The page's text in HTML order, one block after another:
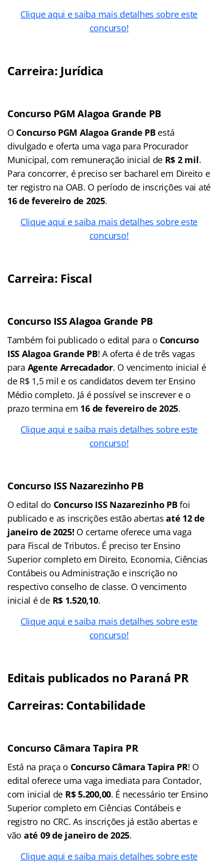
Clique aqui e saiba mais detalhes sobre este
concurso!
Carreira: Jurídica
Concurso PGM Alagoa Grande PB
O Concurso PGM Alagoa Grande PBestá
divulgado e oferta uma vaga para Procurador
Municipal, com remuneração inicial de R$ 2 mil.
Para concorrer, é preciso ser bacharel em Direito e
ter registro na OAB. O período de inscrições vai até
16 de fevereiro de 2025.
Clique aqui e saiba mais detalhes sobre este
concurso!
Carreira: Fiscal
Concurso ISS Alagoa Grande PB
Também foi publicado o edital para o Concurso
ISS Alagoa Grande PB! A oferta é de três vagas
para Agente Arrecadador. O vencimento inicial é
de R$ 1,5 mil e os candidatos devem ter Ensino
Médio completo. Já é possível se inscrever e o
prazo termina em 16 de fevereiro de 2025.
Clique aqui e saiba mais detalhes sobre este
concurso!
Concurso ISS Nazarezinho PB
O edital do Concurso ISS Nazarezinho PBfoi
publicado e as inscrições estão abertasaté 12 de
janeiro de 2025! O certame oferece uma vaga
para Fiscal de Tributos. É preciso ter Ensino
Superior completo em Direito, Economia, Ciências
Contábeis ou Administração e inscrição no
respectivo conselho de classe. O vencimento
inicial é de R$ 1.520,10.
Clique aqui e saiba mais detalhes sobre este
concurso!
Editais publicados no Paraná PR
Carreiras: Contabilidade
Concurso Câmara Tapira PR
Está na praça o Concurso Câmara Tapira PR! O
edital oferece uma vaga imediata para Contador,
com inicial de R$ 5.200,00. É necessário ter Ensino
Superior completo em Ciências Contábeis e
registro no CRC. As inscrições já estão abertas e
vão até 09 de janeiro de 2025.
Clique aqui e saiba mais detalhes sobre este